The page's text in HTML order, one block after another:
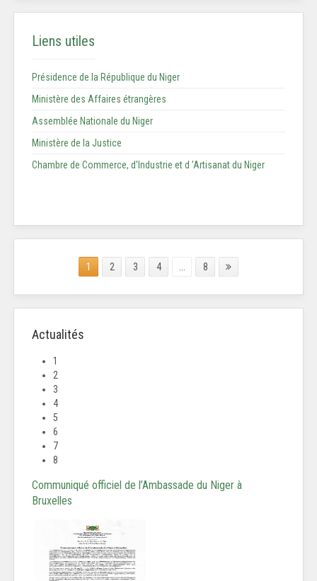
Liens utiles
Présidence de la République du Niger
Ministère des Affaires étrangères
Assemblée Nationale du Niger
Ministère de la Justice
Chambre de Commerce, d'Industrie et d 'Artisanat du Niger
1 2 3 4 8
Actualités
1
2
3
4
5
6
7
8
Communiqué officiel de l’Ambassade du Niger à
Bruxelles